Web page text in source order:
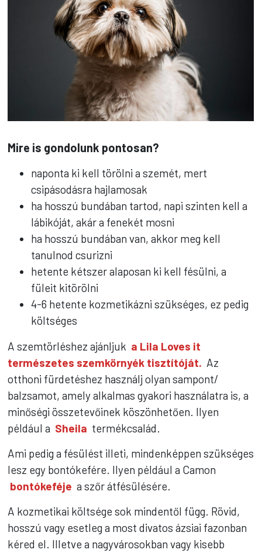
Mire is gondolunk pontosan?
naponta ki kell törölni a szemét, mert
csipásodásra hajlamosak
ha hosszú bundában tartod, napi szinten kell a
lábikóját, akár a fenekét mosni
ha hosszú bundában van, akkor meg kell
tanulnod csurizni
hetente kétszer alaposan ki kell fésülni, a
füleit kitörölni
4-6 hetente kozmetikázni szükséges, ez pedig
költséges
A szemtörléshez ajánljuk a Lila Loves it
természetes szemkörnyék tisztítóját. Az
otthoni fürdetéshez használj olyan sampont/
balzsamot, amely alkalmas gyakori használatra is, a
minőségi összetevőinek köszönhetően. Ilyen
például a Sheila termékcsalád.
Ami pedig a fésülést illeti, mindenképpen szükséges
lesz egy bontókefére. Ilyen például a Camon
bontókeféje a szőr átfésülésére.
A kozmetikai költsége sok mindentől függ. Rövid,
hosszú vagy esetleg a most divatos ázsiai fazonban
kéred el. Illetve a nagyvárosokban vagy kisebb